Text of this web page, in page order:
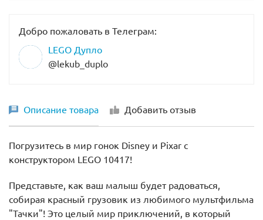
Добро пожаловать в Телеграм:
LEGO Дупло
@lekub_duplo
Описание товара Добавить отзыв
Погрузитесь в мир гонок Disney и Pixar с
конструктором LEGO 10417!
Представьте, как ваш малыш будет радоваться,
собирая красный грузовик из любимого мультфильма
"Тачки"! Это целый мир приключений, в который